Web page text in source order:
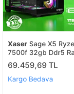
Xaser Sage X5
7500f 32gb Ddr5
M.2 Nvme Ssd 8gb
Sıvı Soğutmalı
Bilgisayarı
69.459,69 TL
Kargo Bedava